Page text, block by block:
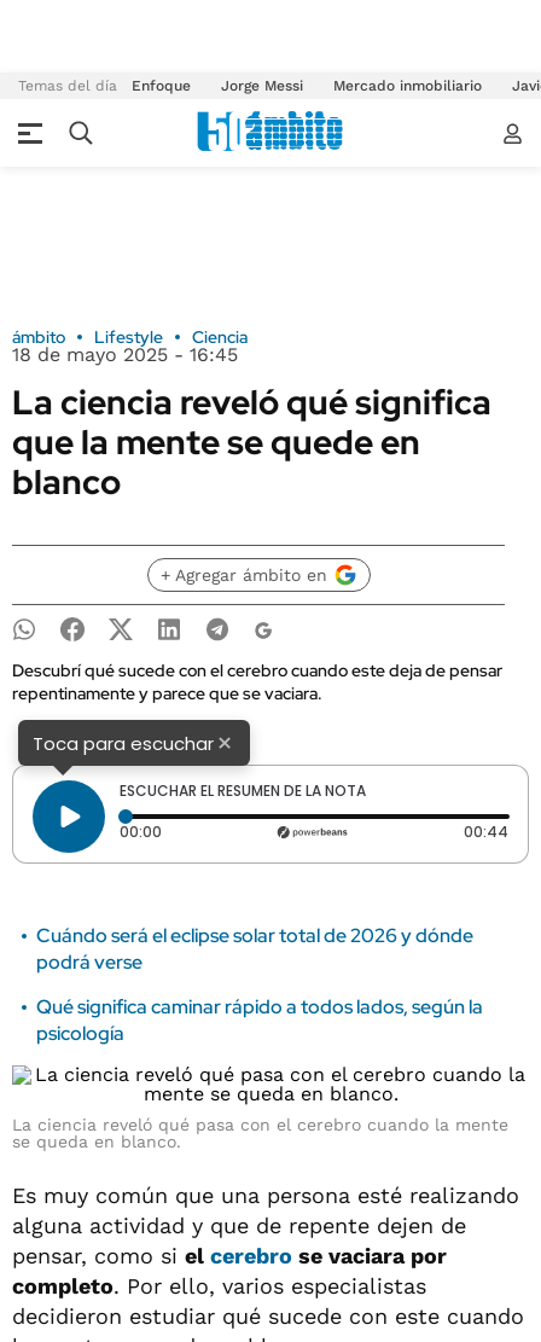
Temas del día Enfoque Jorge Messi Mercado inmobiliario
ámbito Lifestyle Ciencia
18 de mayo 2025 - 16:45
La ciencia reveló qué significa
que la mente se quede en
blanco
+ Agregar ámbito en
Descubrí qué sucede con el cerebro cuando este deja de pensar
repentinamente y parece que se vaciara.
Toca para escuchar×
ESCUCHAR EL RESUMEN DE LA NOTA
00:00 Tiempo transcurrido: 0 segundos 00:44
Cuándo será el eclipse solar total de 2026 y dónde
podrá verse
Qué significa caminar rápido a todos lados, según la
psicología
La ciencia reveló qué pasa con el cerebro cuando la mente
se queda en blanco.
Es muy común que una persona esté realizando
alguna actividad y que de repente dejen de
pensar, como si el cerebro se vaciara por
completo. Por ello, varios especialistas
decidieron estudiar qué sucede con este cuando